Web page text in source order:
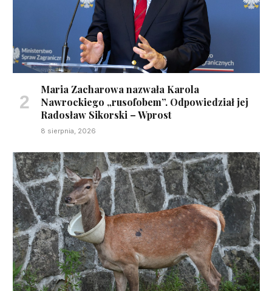
Maria Zacharowa nazwała Karola
Nawrockiego „rusofobem”. Odpowiedział jej
Radosław Sikorski – Wprost
8 sierpnia, 2026